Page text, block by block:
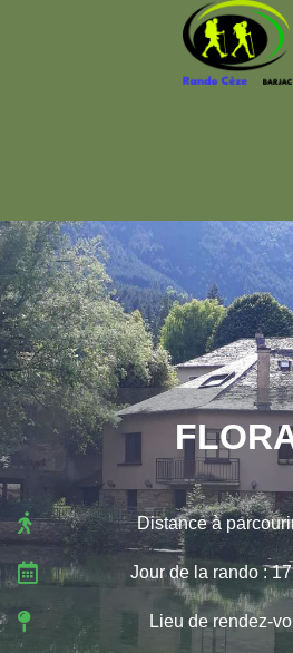
Distance à
Jour de la rando :
Lieu de rendez-